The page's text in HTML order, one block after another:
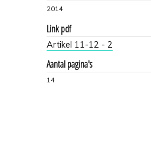
2014
Link pdf
Artikel 11-12 - 2
Aantal pagina's
14